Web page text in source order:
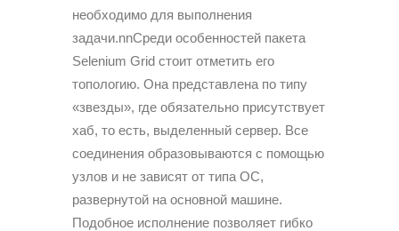
необходимо для выполнения
задачи.nnСреди особенностей пакета
Selenium Grid стоит отметить его
топологию. Она представлена по типу
«звезды», где обязательно присутствует
хаб, то есть, выделенный сервер. Все
соединения образовываются с помощью
узлов и не зависят от типа ОС,
развернутой на основной машине.
Подобное исполнение позволяет гибко